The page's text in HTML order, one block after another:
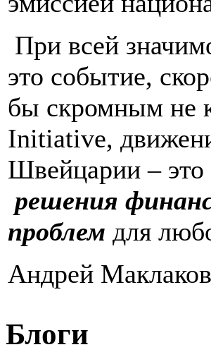
При всей
это событие,
бы скромным не
Initiative,
Швейцарии – это
решения
проблем для
Андрей Маклаков
Блоги